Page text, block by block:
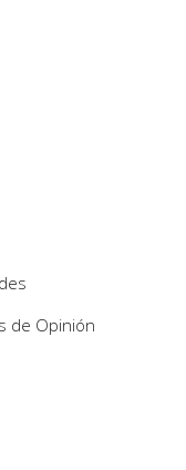
de Opinión